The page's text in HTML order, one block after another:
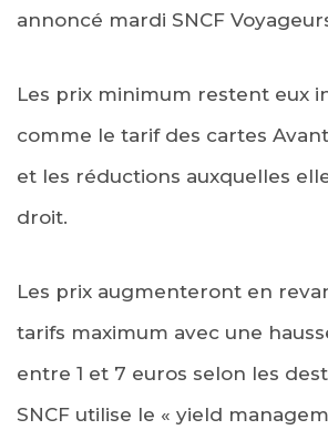
annoncé mardi SNCF
Les prix minimum restent eux
comme le tarif des cartes
et les réductions auxquelles
droit.
Les prix augmenteront en
tarifs maximum avec une
entre 1 et 7 euros selon les
SNCF utilise le « yield